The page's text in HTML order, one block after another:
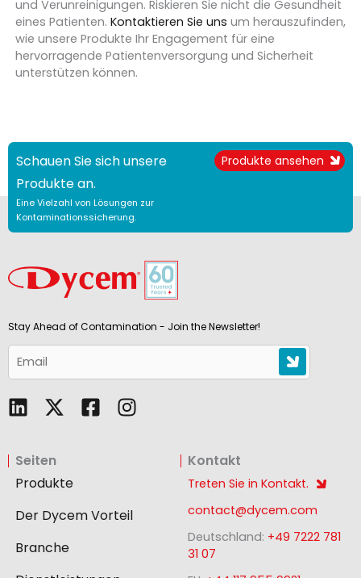
und Verunreinigungen. Riskieren Sie nicht die Gesundheit
eines Patienten. Kontaktieren Sie uns um herauszufinden,
wie unsere Produkte Ihr Engagement für eine
hervorragende Patientenversorgung und Sicherheit
unterstützen können.
Schauen Sie sich unsere
Produkte an.
Eine Vielzahl von Lösungen zur
Kontaminationssicherung.
Produkte ansehen
Stay Ahead of Contamination - Join the Newsletter!
L
k
e
d
i
n
F
o
o
I
g
r
Seiten
Produkte
Der Dycem Vorteil
Branche
Kontakt
Treten Sie in Kontakt.
contact@dycem.com
Deutschland: +49 7222 781
31 07